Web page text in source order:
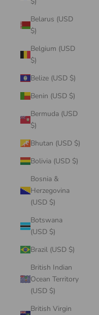
Belarus (USD
$)
Belgium (USD
$)
Belize (USD $)
Benin (USD $)
Bermuda (USD
$)
Bhutan (USD $)
Bolivia (USD $)
Bosnia &
Herzegovina
(USD $)
Botswana
(USD $)
Brazil (USD $)
British Indian
Ocean Territory
(USD $)
British Virgin